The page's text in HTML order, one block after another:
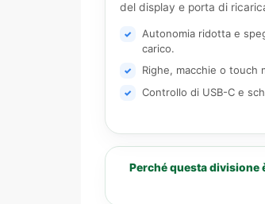
del display e porta di
✓
Autonomia ridotta e
carico.
✓ Righe, macchie o touch
✓ Controllo di USB-C e
Perché questa divisione